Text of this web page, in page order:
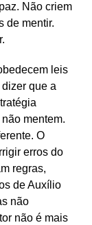
Não criem
de mentir.
leis
que a
mentem.
O
erros do
regras,
de Auxílio
não
não é mais